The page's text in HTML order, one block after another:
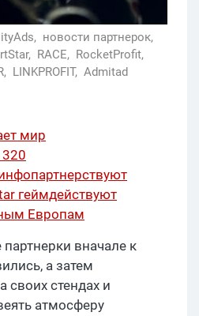
новости партнерок,
RACE, RocketProfit,
LINKPROFIT, Admitad
мир
320
геймдействуют
Европам
вначале к
а затем
своих стендах и
атмосферу